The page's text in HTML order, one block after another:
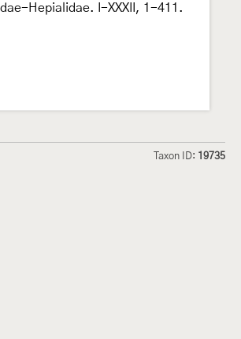
Hepialidae. I-XXXII, 1-411.
Taxon ID: 19735